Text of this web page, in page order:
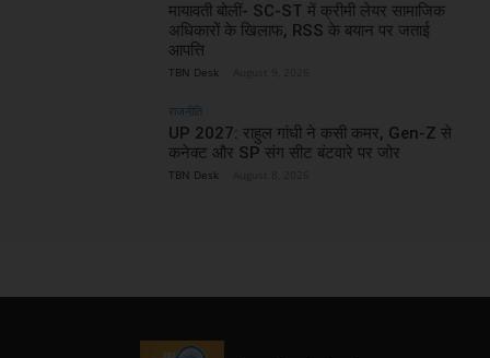
मायावती बोलीं- SC-ST में क्रीमी लेयर सामाजिक
अधिकारों के खिलाफ, RSS के बयान पर जताई
आपत्ति
TBN Desk
राजनीति
UP 2027: राहुल गांधी ने कसी कमर, Gen-Z से
कनेक्ट और SP संग सीट बंटवारे पर जोर
TBN Desk